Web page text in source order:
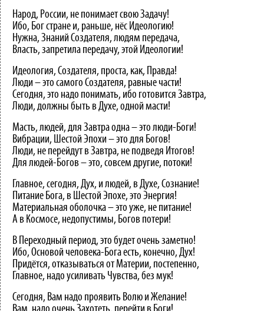
Народ, России, не понимает свою Задачу!
Ибо, Бог стране и, раньше, нёс Идеологию!
Нужна, Знаний Создателя, людям передача,
Власть, запретила передачу, этой Идеологии!
Идеология, Создателя, проста, как, Правда!
Люди – это самого Создателя, равные части!
Сегодня, это надо понимать, ибо готовится Завтра,
Люди, должны быть в Духе, одной масти!
Масть, людей, для Завтра одна – это люди-Боги!
Вибрации, Шестой Эпохи – это для Богов!
Люди, не перейдут в Завтра, не подведя Итогов!
Для людей-Богов – это, совсем другие, потоки!
Главное, сегодня, Дух, и людей, в Духе, Сознание!
Питание Бога, в Шестой Эпохе, это Энергия!
Материальная оболочка – это уже, не питание!
А в Космосе, недопустимы, Богов потери!
В Переходный период, это будет очень заметно!
Ибо, Основой человека-Бога есть, конечно, Дух!
Придётся, отказываться от Материи, постепенно,
Главное, надо усиливать Чувства, без мук!
Сегодня, Вам надо проявить Волю и Желание!